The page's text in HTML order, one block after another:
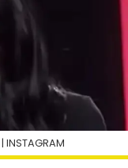
| INSTAGRAM